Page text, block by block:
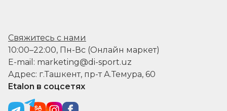
Свяжитесь с нами
10:00–22:00, Пн-Вс (Онлайн маркет)
E-mail: marketing@di-sport.uz
Адрес: г.Ташкент, пр-т А.Темура, 60
Etalon в соцсетях